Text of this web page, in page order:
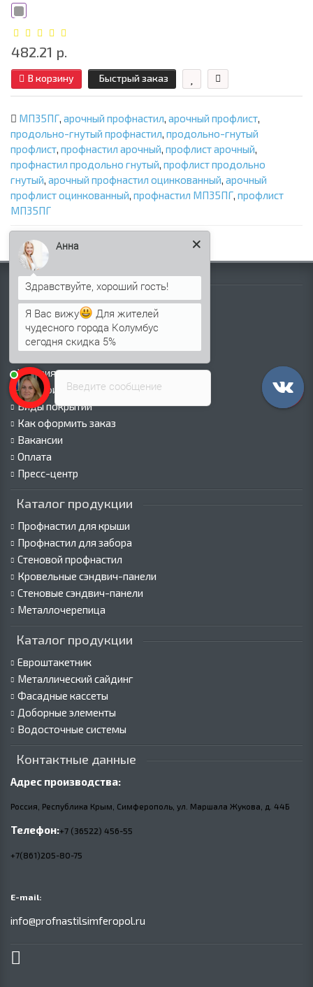
482.21 р.
В корзину Быстрый заказ
МП35ПГ, арочный профнастил, арочный профлист,
продольно-гнутый профнастил, продольно-гнутый
профлист, профнастил арочный, профлист арочный,
профнастил продольно гнутый, профлист продольно
гнутый, арочный профнастил оцинкованный, арочный
профлист оцинкованный, профнастил МП35ПГ, профлист
МП35ПГ
Информация
Палитра RAL
Информация о компании
Информация о доставке
Условия соглашения
Сертификаты
Виды покрытий
Как оформить заказ
Вакансии
Оплата
Пресс-центр
Каталог продукции
Профнастил для крыши
Профнастил для забора
Стеновой профнастил
Кровельные сэндвич-панели
Стеновые сэндвич-панели
Металлочерепица
Каталог продукции
Евроштакетник
Металлический сайдинг
Фасадные кассеты
Доборные элементы
Водосточные системы
Контактные данные
Адрес производства:
Россия, Республика Крым, Симферополь, ул. Маршала Жукова, д. 44Б
Телефон:+7 (36522) 456-55
+7(861)205-80-75
E-mail:
info@profnastilsimferopol.ru
Введите сообщение
Анна
Я Вас вижу
Для жителей
чудесного города Колумбус
сегодня скидка 5%